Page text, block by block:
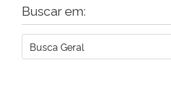
Buscar em: